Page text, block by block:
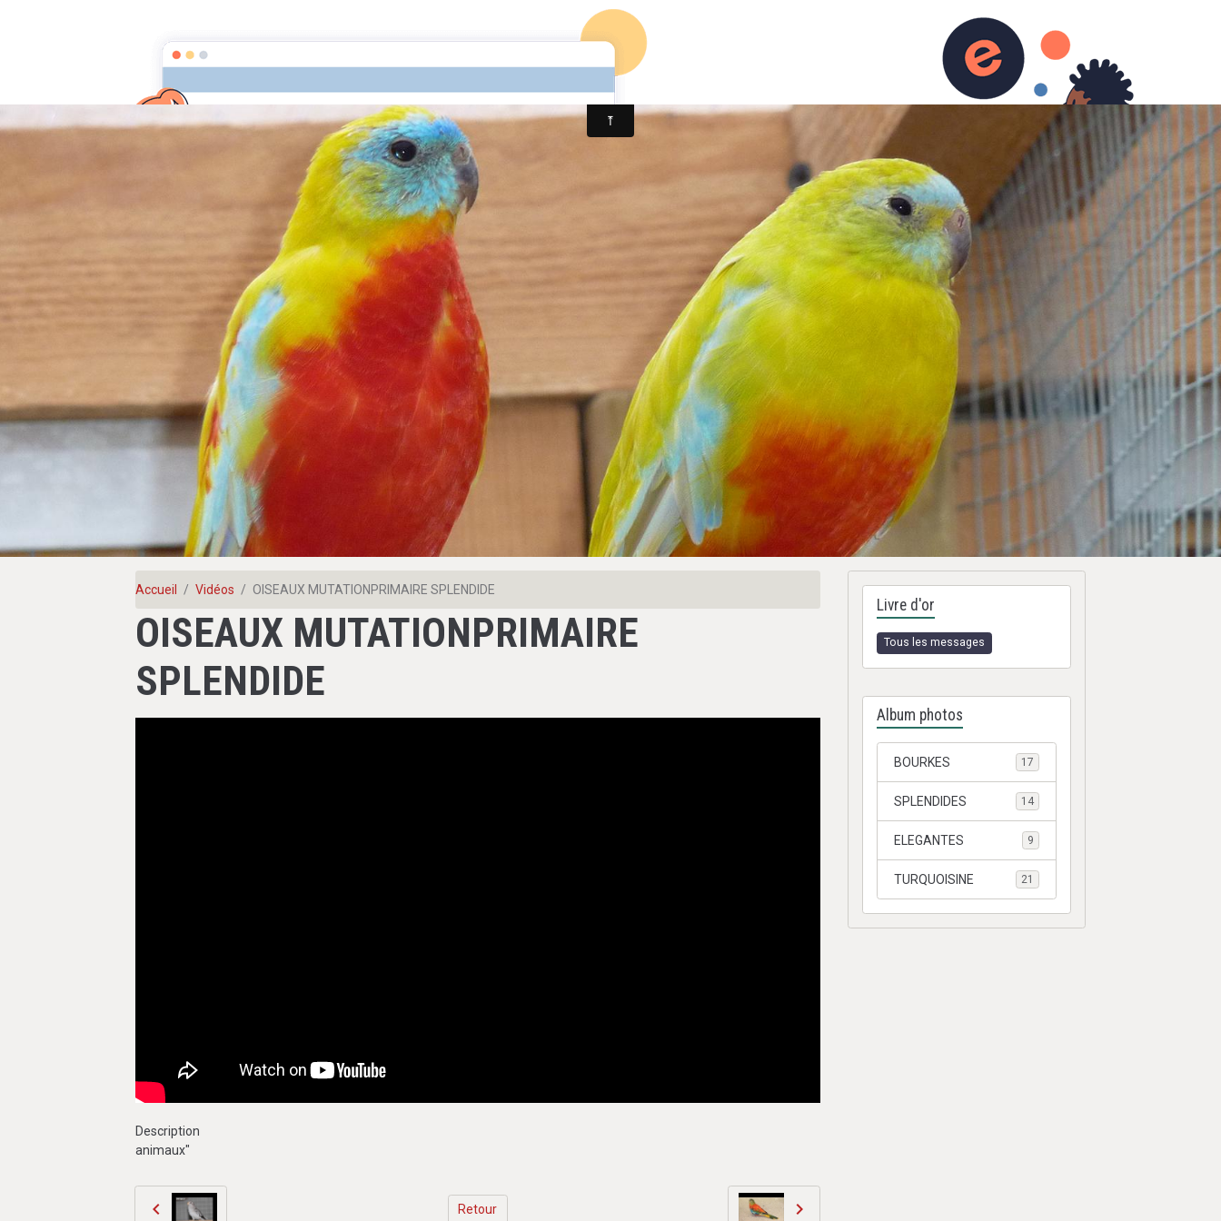
Michel Dotta 06
Mutations
Liens
Accueil Vidéos OISEAUX MUTATIONPRIMAIRE SPLENDIDE
OISEAUX MUTATIONPRIMAIRE
SPLENDIDE
Description
animaux"
Retour
Livre d'or
Tous les messages
Album photos
BOURKES 17
SPLENDIDES 14
ELEGANTES 9
TURQUOISINE 21